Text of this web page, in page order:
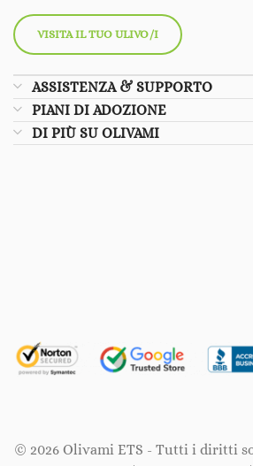
VISITA IL TUO ULIVO/I
ASSISTENZA & SUPPORTO
PIANI DI ADOZIONE
DI PIÙ SU OLIVAMI
© 2026 Olivami ETS - Tutti i diritti